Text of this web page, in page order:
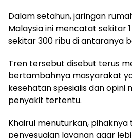
Dalam setahun, jaringan
Malaysia ini mencatat sekitar
sekitar 300 ribu di antaranya
Tren tersebut disebut terus
bertambahnya masyarakat
kesehatan spesialis dan opini
penyakit tertentu.
Khairul menuturkan,
penyesuaian layanan agar